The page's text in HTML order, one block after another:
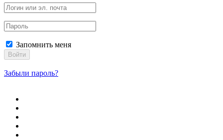
Запомнить меня
Войти
Забыли пароль?